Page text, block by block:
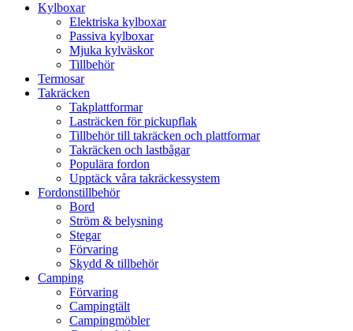
Kylboxar
Elektriska kylboxar
Passiva kylboxar
Mjuka kylväskor
Tillbehör
Termosar
Takräcken
Takplattformar
Lasträcken för pickupflak
Tillbehör till takräcken och plattformar
Takräcken och lastbågar
Populära fordon
Upptäck våra takräckessystem
Fordonstillbehör
Bord
Ström & belysning
Stegar
Förvaring
Skydd & tillbehör
Camping
Förvaring
Campingtält
Campingmöbler